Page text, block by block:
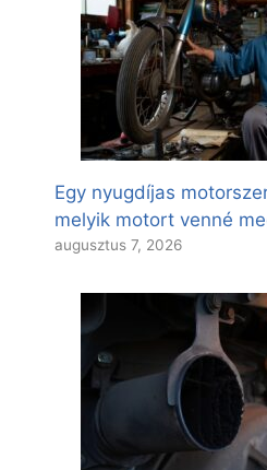
Egy nyugdíjas
melyik motort venné
augusztus 7, 2026